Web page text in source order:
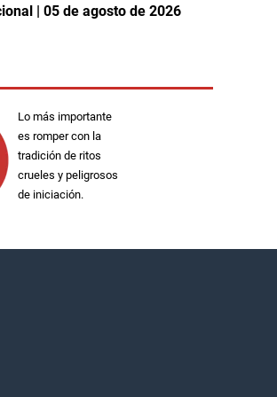
| 05 de agosto de 2026
Lo más importante
es romper con la
tradición de ritos
crueles y peligrosos
de iniciación.